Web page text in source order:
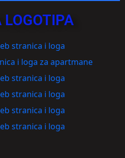
LOGOTIPA